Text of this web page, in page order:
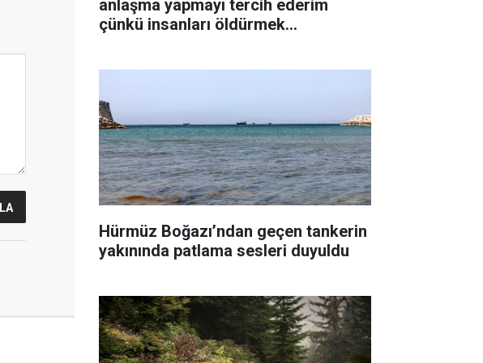
anlaşma yapmayı tercih ederim
çünkü insanları öldürmek
Hürmüz Boğazı’ndan geçen tankerin
yakınında patlama sesleri duyuldu